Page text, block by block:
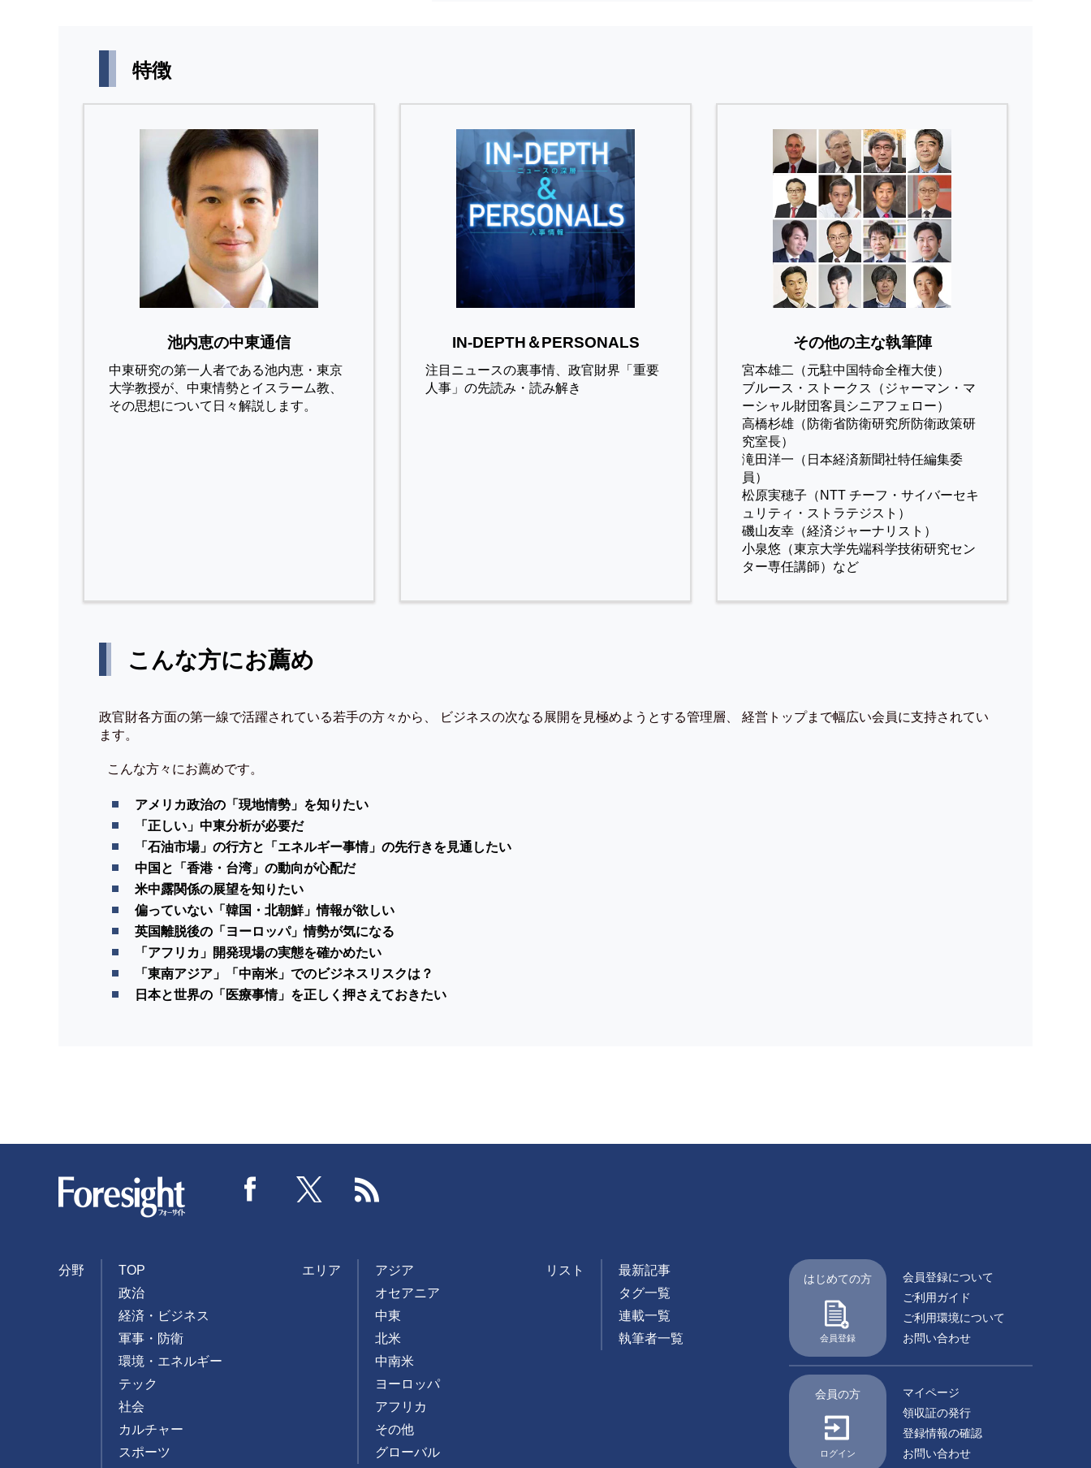
特徴
池内恵の中東通信
中東研究の第⼀⼈者である池内恵・東京
⼤学教授が、中東情勢とイスラーム教、
その思想について⽇々解説します。
IN-DEPTH＆PERSONALS
注目ニュースの裏事情、政官財界「重要
人事」の先読み・読み解き
その他の主な執筆陣
宮本雄二（元駐中国特命全権大使）
ブルース・ストークス（ジャーマン・マ
ーシャル財団客員シニアフェロー）
高橋杉雄（防衛省防衛研究所防衛政策研
究室長）
滝田洋一（日本経済新聞社特任編集委
員）
松原実穂子（NTT チーフ・サイバーセキ
ュリティ・ストラテジスト）
磯山友幸（経済ジャーナリスト）
小泉悠（東京大学先端科学技術研究セン
ター専任講師）など
こんな方にお薦め
政官財各方面の第一線で活躍されている若手の方々から、 ビジネスの次なる展開を見極めようとする管理層、 経営トップまで幅広い会員に支持されてい
ます。
こんな方々にお薦めです。
アメリカ政治の「現地情勢」を知りたい
「正しい」中東分析が必要だ
「石油市場」の行方と「エネルギー事情」の先行きを見通したい
中国と「香港・台湾」の動向が心配だ
米中露関係の展望を知りたい
偏っていない「韓国・北朝鮮」情報が欲しい
英国離脱後の「ヨーロッパ」情勢が気になる
「アフリカ」開発現場の実態を確かめたい
「東南アジア」「中南米」でのビジネスリスクは？
日本と世界の「医療事情」を正しく押さえておきたい
Facebook Twitter
分野
TOP
政治
経済・ビジネス
軍事・防衛
環境・エネルギー
テック
社会
カルチャー
スポーツ
エリア
アジア
オセアニア
中東
北米
中南米
ヨーロッパ
アフリカ
その他
グローバル
リスト
最新記事
タグ一覧
連載一覧
執筆者一覧
はじめての方
会員登録
会員登録について
ご利用ガイド
ご利用環境について
お問い合わせ
会員の方
ログイン
マイページ
領収証の発行
登録情報の確認
お問い合わせ